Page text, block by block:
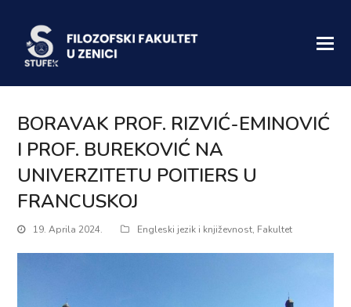
BORAVAK PROF. RIZVIĆ-EMINOVIĆ
I PROF. BUREKOVIĆ NA
UNIVERZITETU POITIERS U
FRANCUSKOJ
19. Aprila 2024. Engleski jezik i književnost, Fakultet